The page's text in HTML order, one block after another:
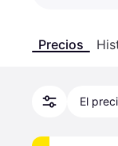
Precios
El